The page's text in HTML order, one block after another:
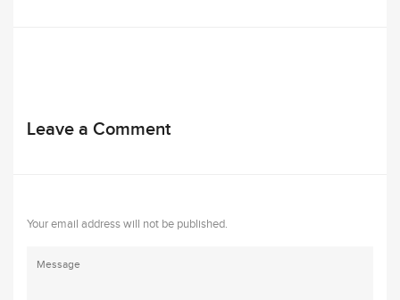
Leave a Comment
Your email address will not be published.